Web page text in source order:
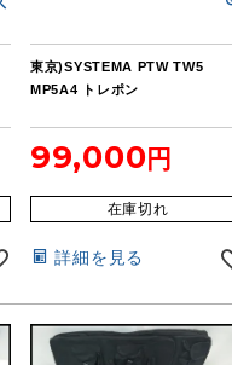
東京)SYSTEMA PTW TW5
MP5A4 トレポン
99,000
在庫切れ
詳細を見る